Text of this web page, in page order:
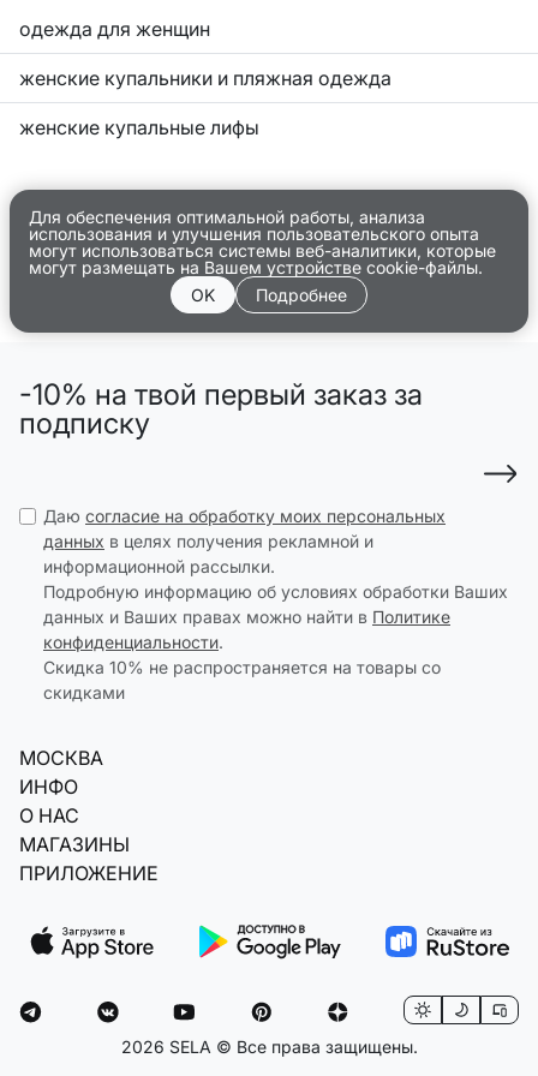
одежда для женщин
женские купальники и пляжная одежда
женские купальные лифы
Для обеспечения оптимальной работы, анализа
использования и улучшения пользовательского опыта
могут использоваться системы веб-аналитики, которые
могут размещать на Вашем устройстве cookie-файлы.
OK
Подробнее
-10% на твой первый заказ за
подписку
Даю согласие на обработку моих персональных
данных в целях получения рекламной и
информационной рассылки.
Подробную информацию об условиях обработки Ваших
данных и Ваших правах можно найти в Политике
конфиденциальности.
Скидка 10% не распространяется на товары со
скидками
МОСКВА
ИНФО
О НАС
МАГАЗИНЫ
ПРИЛОЖЕНИЕ
2026 SELA © Все права защищены.